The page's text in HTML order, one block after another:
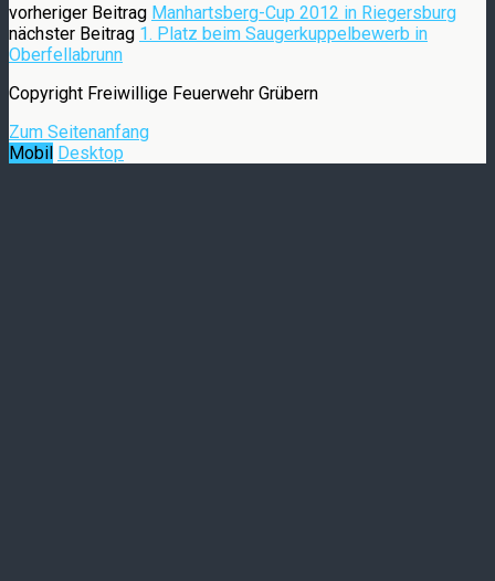
vorheriger Beitrag Manhartsberg-Cup 2012 in Riegersburg
nächster Beitrag 1. Platz beim Saugerkuppelbewerb in
Oberfellabrunn
Copyright Freiwillige Feuerwehr Grübern
Zum Seitenanfang
Mobil Desktop